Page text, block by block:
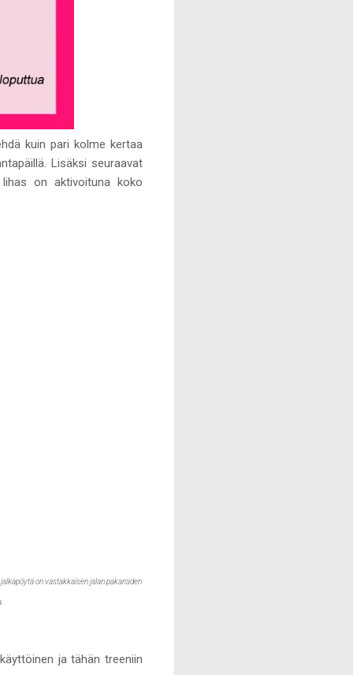
kuin pari kolme kertaa
Lisäksi seuraavat
on aktivoituna koko
on vastakkaisen jalan pakaroiden
ja tähän treeniin